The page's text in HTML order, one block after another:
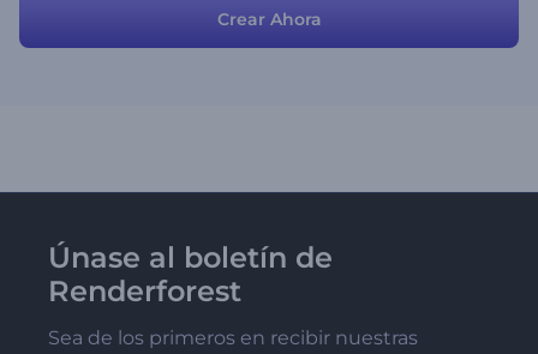
Crear Ahora
Únase al boletín de
Renderforest
Sea de los primeros en recibir nuestras